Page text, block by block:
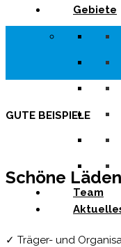
Gebiete
Team
GUTE BEISPIELE
Schöne
✓ Träger- und